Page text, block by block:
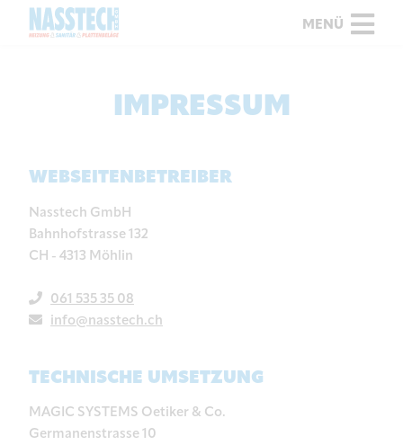
MENÜ
IMPRESSUM
WEBSEITENBETREIBER
Nasstech GmbH
Bahnhofstrasse 132
CH - 4313 Möhlin
061 535 35 08
info@nasstech.ch
TECHNISCHE UMSETZUNG
MAGIC SYSTEMS Oetiker & Co.
Germanenstrasse 10